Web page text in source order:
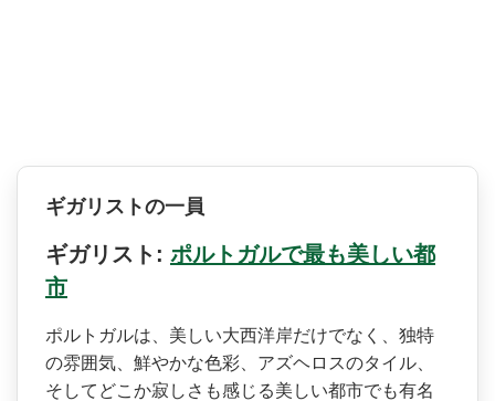
ギガリストの一員
ギガリスト: ポルトガルで最も美しい都
市
ポルトガルは、美しい大西洋­岸だけでなく、独特
の雰囲気、鮮やかな色彩、アズヘ­ロスのタイル、
そしてどこか寂しさも感じる美しい都­市でも有名